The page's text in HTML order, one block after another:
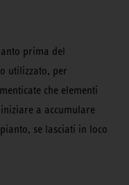
prima del
utilizzato, per
che elementi
a accumulare
se lasciati in loco